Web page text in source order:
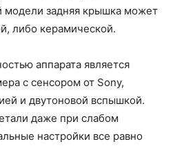
модели задняя крышка может
либо керамической.
аппарата является
с сенсором от Sony,
и двутоновой вспышкой.
даже при слабом
настройки все равно